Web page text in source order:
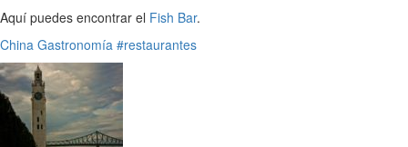
Aquí puedes encontrar el Fish Bar.
China Gastronomía #restaurantes